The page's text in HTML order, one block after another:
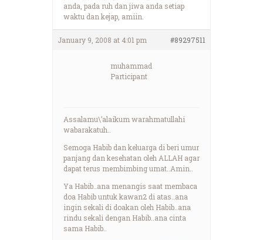
anda, pada ruh dan jiwa anda setiap
waktu dan kejap, amiin.
January 9, 2008 at 4:01 pm #89297511
muhammad
Participant
Assalamu\’alaikum warahmatullahi
wabarakatuh..
Semoga Habib dan keluarga di beri umur
panjang dan kesehatan oleh ALLAH agar
dapat terus membimbing umat..Amin..
Ya Habib..ana menangis saat membaca
doa Habib untuk kawan2 di atas..ana
ingin sekali di doakan oleh Habib..ana
rindu sekali dengan Habib..ana cinta
sama Habib..